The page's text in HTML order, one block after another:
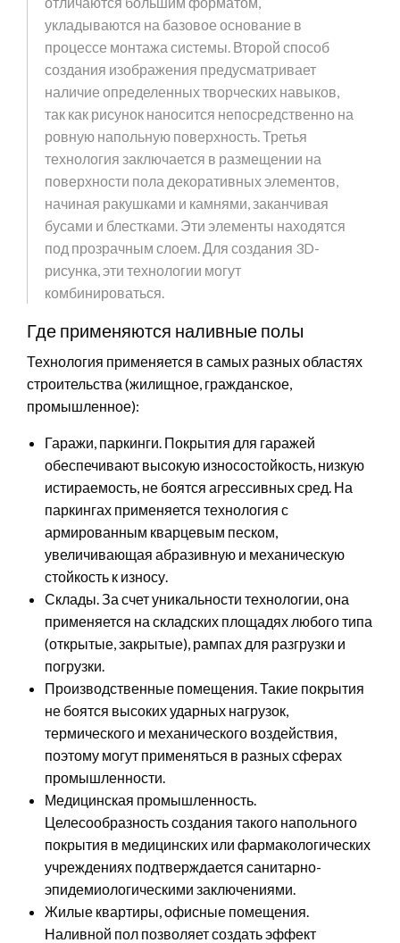
укладываются на базовое основание в
процессе монтажа системы. Второй способ
создания изображения предусматривает
наличие определенных творческих навыков,
так как рисунок наносится непосредственно на
ровную напольную поверхность. Третья
технология заключается в размещении на
поверхности пола декоративных элементов,
начиная ракушками и камнями, заканчивая
бусами и блестками. Эти элементы находятся
под прозрачным слоем. Для создания 3D-
рисунка, эти технологии могут
комбинироваться.
Где применяются наливные полы
Технология применяется в самых разных областях
строительства (жилищное, гражданское,
промышленное):
Гаражи, паркинги. Покрытия для гаражей
обеспечивают высокую износостойкость, низкую
истираемость, не боятся агрессивных сред. На
паркингах применяется технология с
армированным кварцевым песком,
увеличивающая абразивную и механическую
стойкость к износу.
Склады. За счет уникальности технологии, она
применяется на складских площадях любого типа
(открытые, закрытые), рампах для разгрузки и
погрузки.
Производственные помещения. Такие покрытия
не боятся высоких ударных нагрузок,
термического и механического воздействия,
поэтому могут применяться в разных сферах
промышленности.
Медицинская промышленность.
Целесообразность создания такого напольного
покрытия в медицинских или фармакологических
учреждениях подтверждается санитарно-
эпидемиологическими заключениями.
Жилые квартиры, офисные помещения.
Наливной пол позволяет создать эффект